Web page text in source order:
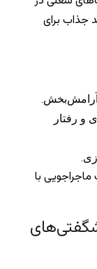
جذاب برای
و رفتار
ماجراجویی با